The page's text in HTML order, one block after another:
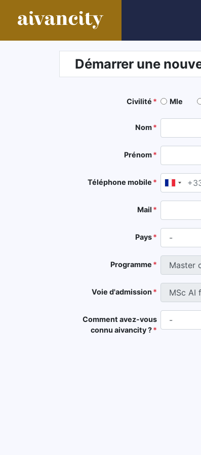
Démarrer une
Mle
Civilité
Nom
Prénom
France
Téléphone mobile
Mail
Pays
Programme
Voie d'admission
Comment avez-vous
connu aivancity ?